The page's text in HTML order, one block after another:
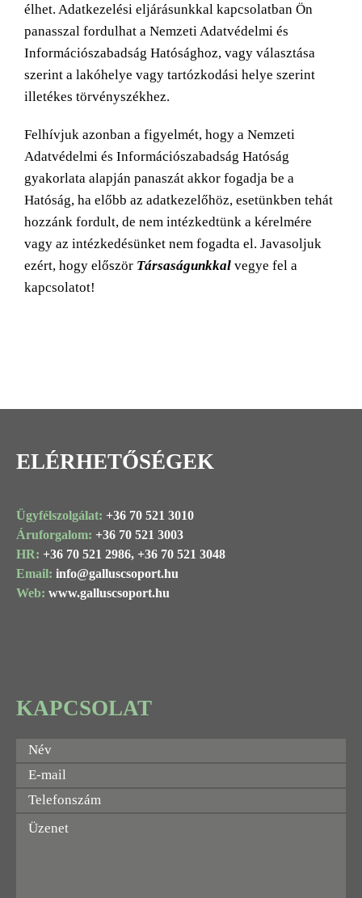
élhet. Adatkezelési eljárásunkkal kapcsolatban Ön
panasszal fordulhat a Nemzeti Adatvédelmi és
Információszabadság Hatósághoz, vagy választása
szerint a lakóhelye vagy tartózkodási helye szerint
illetékes törvényszékhez.
Felhívjuk azonban a figyelmét, hogy a Nemzeti
Adatvédelmi és Információszabadság Hatóság
gyakorlata alapján panaszát akkor fogadja be a
Hatóság, ha előbb az adatkezelőhöz, esetünkben tehát
hozzánk fordult, de nem intézkedtünk a kérelmére
vagy az intézkedésünket nem fogadta el. Javasoljuk
ezért, hogy először Társaságunkkal vegye fel a
kapcsolatot!
ELÉRHETŐSÉGEK
Ügyfélszolgálat: +36 70 521 3010
Áruforgalom: +36 70 521 3003
HR: +36 70 521 2986, +36 70 521 3048
Email: info@galluscsoport.hu
Web: www.galluscsoport.hu
KAPCSOLAT